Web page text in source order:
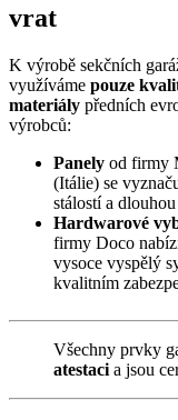
vrat
K výrobě sekčních
využíváme pouze
materiály předních
výrobců:
Panely od firmy
(Itálie) se
stálostí a
Hardwarové
firmy Doco
vysoce vyspělý
kvalitním
Všechny prvky
atestaci a jsou